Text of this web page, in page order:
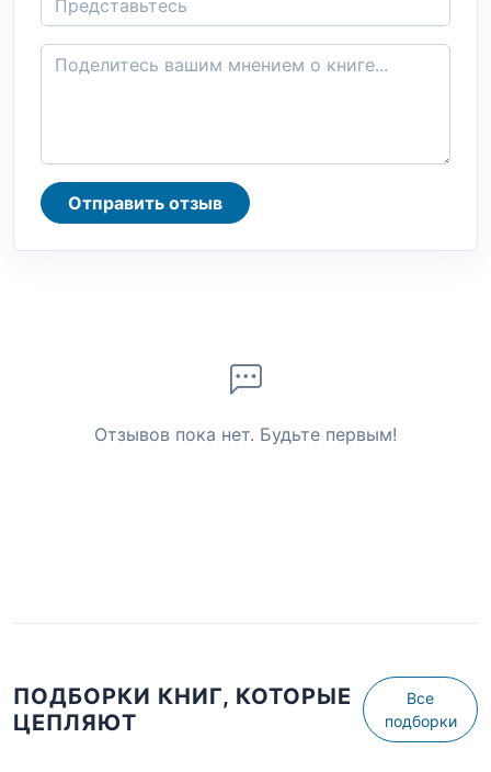
Отправить отзыв
Отзывов пока нет. Будьте первым!
ПОДБОРКИ КНИГ, КОТОРЫЕ
ЦЕПЛЯЮТ
Все
подборки